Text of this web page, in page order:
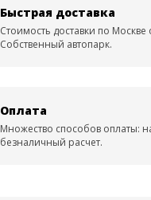
Быстрая доставка
Стоимость доставки по Москве
Собственный автопарк.
Оплата
Множество способов оплаты:
безналичный расчет.